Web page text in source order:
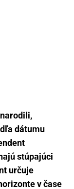
dátumu
stúpajúci
určuje
v čase